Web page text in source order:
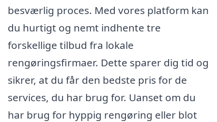
besværlig proces. Med vores platform kan
du hurtigt og nemt indhente tre
forskellige tilbud fra lokale
rengøringsfirmaer. Dette sparer dig tid og
sikrer, at du får den bedste pris for de
services, du har brug for. Uanset om du
har brug for hyppig rengøring eller blot